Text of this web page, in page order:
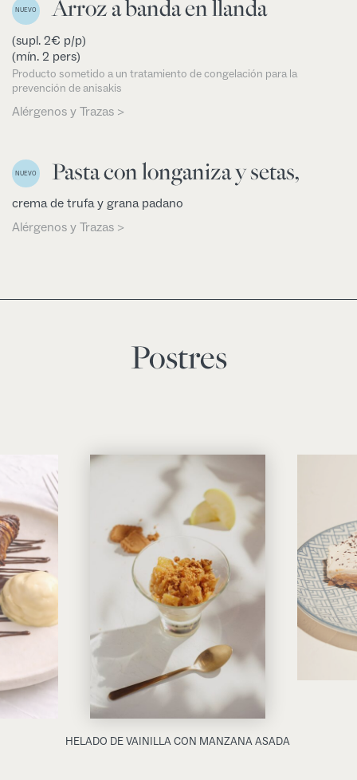
NUEVO Arroz a banda en llanda
(supl. 2€ p/p)
(mín. 2 pers)
Producto sometido a un tratamiento de congelación para la
prevención de anisakis
Alérgenos y Trazas >
NUEVO Pasta con longaniza y setas,
crema de trufa y grana padano
Alérgenos y Trazas >
Postres
HELADO DE VAINILLA CON MANZANA ASADA